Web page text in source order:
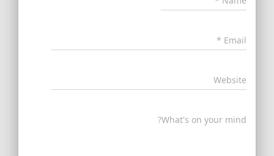
*
Website
What's on your mind?